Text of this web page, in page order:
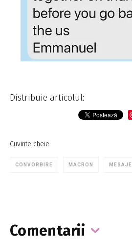
Distribuie articolul:
Cuvinte cheie:
CONVORBIRE MACRON MESAJE
Comentarii